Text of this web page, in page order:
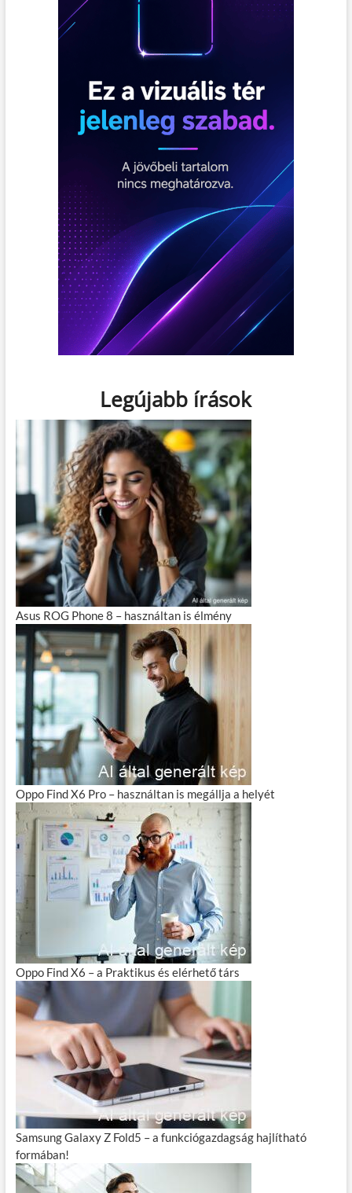
Legújabb írások
Asus ROG Phone 8 – használtan is élmény
Oppo Find X6 Pro – használtan is megállja a helyét
Oppo Find X6 – a Praktikus és elérhető társ
Samsung Galaxy Z Fold5 – a funkciógazdagság hajlítható
formában!